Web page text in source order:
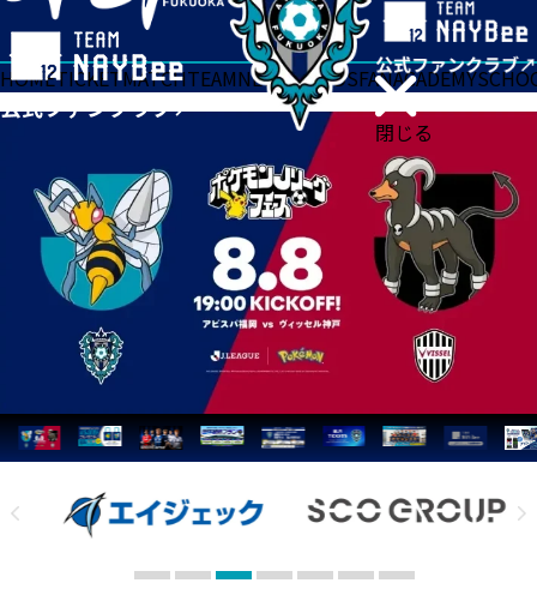
閉じる
HOMETICKETMATCHTEAMNEWSGOODSFANACADEMY